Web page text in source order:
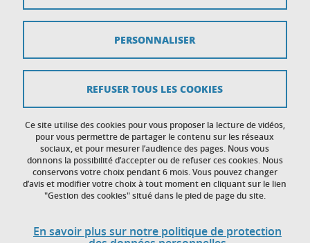
Plan du site
Données personnelles
Gestion des cookies
Accessibilité : non conforme
Ce site utilise des cookies pour vous proposer la lecture de vidéos,
pour vous permettre de partager le contenu sur les réseaux
sociaux, et pour mesurer l’audience des pages. Nous vous
donnons la possibilité d’accepter ou de refuser ces cookies. Nous
conservons votre choix pendant 6 mois. Vous pouvez changer
d’avis et modifier votre choix à tout moment en cliquant sur le lien
"Gestion des cookies" situé dans le pied de page du site.
En savoir plus sur notre politique de protection
REFUSER TOUS LES COOKIES
PERSONNALISER